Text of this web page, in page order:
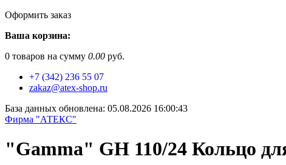
Оформить заказ
Ваша корзина:
0 товаров на сумму 0.00 руб.
+7 (342) 236 55 07
zakaz@atex-shop.ru
База данных обновлена: 05.08.2026 16:00:43
Фирма "АТЕКС"
"Gamma" GH 110/24 Кольцо